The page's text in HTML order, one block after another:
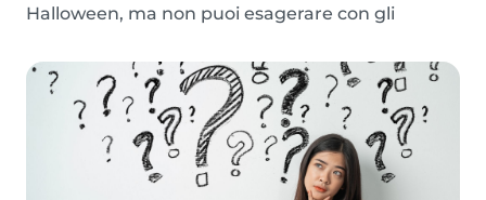
Halloween, ma non puoi esagerare con gli
alternative salutari!